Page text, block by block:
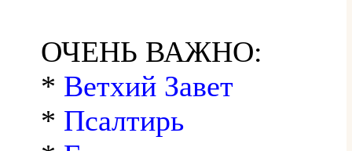
ОЧЕНЬ ВАЖНО:
* Ветхий Завет
* Псалтирь